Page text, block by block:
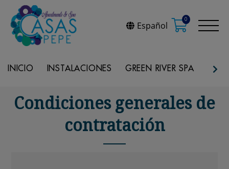
Español
0
INICIO INSTALACIONES GREEN RIVER SPA
Condiciones generales de
contratación